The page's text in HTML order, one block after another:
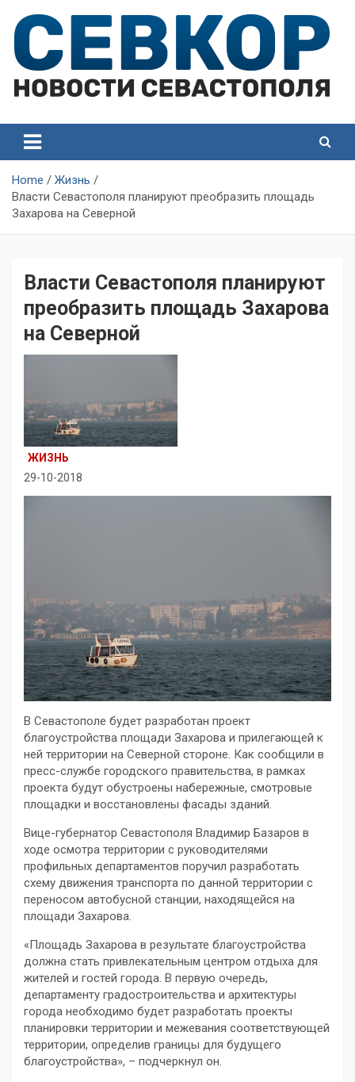
content
Севастополя
Севастополя
Home
Жизнь
Власти Севастополя планируют преобразить площадь
Захарова на Северной
Власти Севастополя планируют
преобразить площадь Захарова
на Северной
ЖИЗНЬ
29-10-2018
В Севастополе будет разработан проект
благоустройства площади Захарова и прилегающей к
ней территории на Северной стороне. Как сообщили в
пресс-службе городского правительства, в рамках
проекта будут обустроены набережные, смотровые
площадки и восстановлены фасады зданий.
Вице-губернатор Севастополя Владимир Базаров в
ходе осмотра территории с руководителями
профильных департаментов поручил разработать
схему движения транспорта по данной территории с
переносом автобусной станции, находящейся на
площади Захарова.
«Площадь Захарова в результате благоустройства
должна стать привлекательным центром отдыха для
жителей и гостей города. В первую очередь,
департаменту градостроительства и архитектуры
города необходимо будет разработать проекты
планировки территории и межевания соответствующей
территории, определив границы для будущего
благоустройства», – подчеркнул он.